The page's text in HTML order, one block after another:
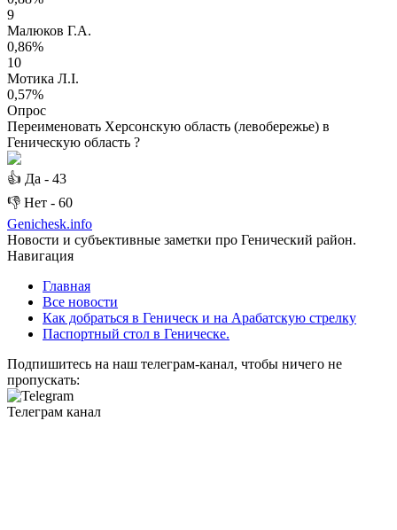
9
Малюков Г.А.
0,86%
10
Мотика Л.І.
0,57%
Опрос
Переименовать Херсонскую область (левобережье) в
Геническую область ?
👍 Да - 43
👎 Нет - 60
Genichesk.info
Новости и субъективные заметки про Генический район.
Навигация
Главная
Все новости
Как добраться в Геническ и на Арабатскую стрелку
Паспортный стол в Геническе.
Подпишитесь на наш телеграм-канал, чтобы ничего не
пропускать:
Телеграм канал